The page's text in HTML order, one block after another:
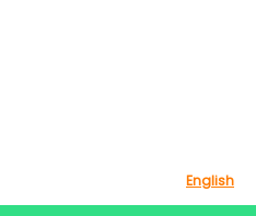
English